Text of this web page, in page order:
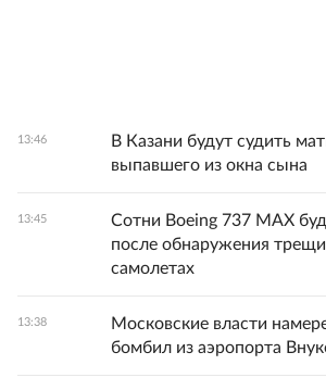
13:46
В Казани будут судить
выпавшего из окна сына
13:45
Сотни Boeing 737 MAX
после обнаружения
самолетах
13:38
Московские власти
бомбил из аэропорта